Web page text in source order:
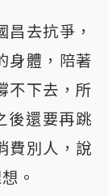
去抗爭，
身體，陪著
不下去，所
後還要再跳
費別人，說
。